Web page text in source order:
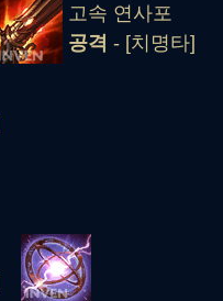
고속 연사포
공격 - [치명타]